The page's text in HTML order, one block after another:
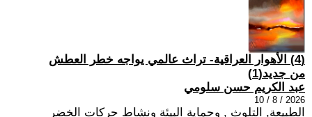
(4) الأهوار العراقية- تراث عالمي يواجه خطر العطش
من جديد(1)
عبد الكريم حسن سلومي
2026 / 8 / 10
الطبيعة, التلوث , وحماية البيئة ونشاط حركات الخضر